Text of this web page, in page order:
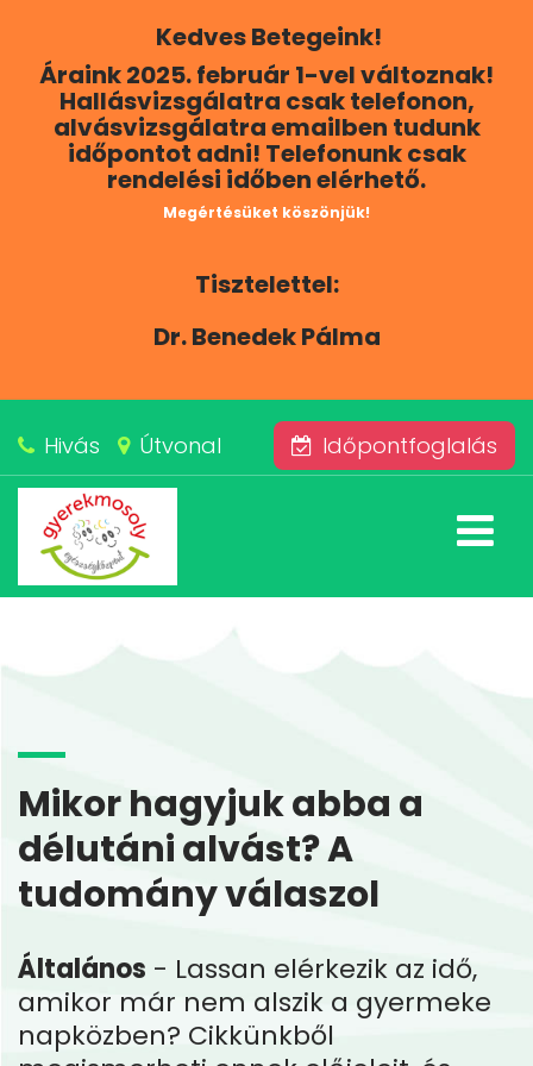
Kedves Betegeink!
Áraink 2025. február 1-vel változnak!
Hallásvizsgálatra csak telefonon,
alvásvizsgálatra emailben tudunk
időpontot adni! Telefonunk csak
rendelési időben elérhető.
Megértésüket köszönjük!
Tisztelettel:
Dr. Benedek Pálma
Hivás Útvonal Időpontfoglalás
Mikor hagyjuk abba a
délutáni alvást? A
tudomány válaszol
Általános - Lassan elérkezik az idő,
amikor már nem alszik a gyermeke
napközben? Cikkünkből
RÓLUNK
KAPCSOLAT
SZOLGÁLTATÁSAINK